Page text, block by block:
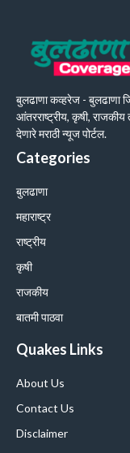
बुलढाणा कव्हरेज - बुलढाणा
आंतरराष्ट्रीय, कृषी,
देणारे मराठी न्यूज पोर्टल.
Categories
बुलढाणा
महाराष्ट्र
राष्ट्रीय
कृषी
राजकीय
बातमी पाठवा
Quakes Links
About Us
Contact Us
Disclaimer